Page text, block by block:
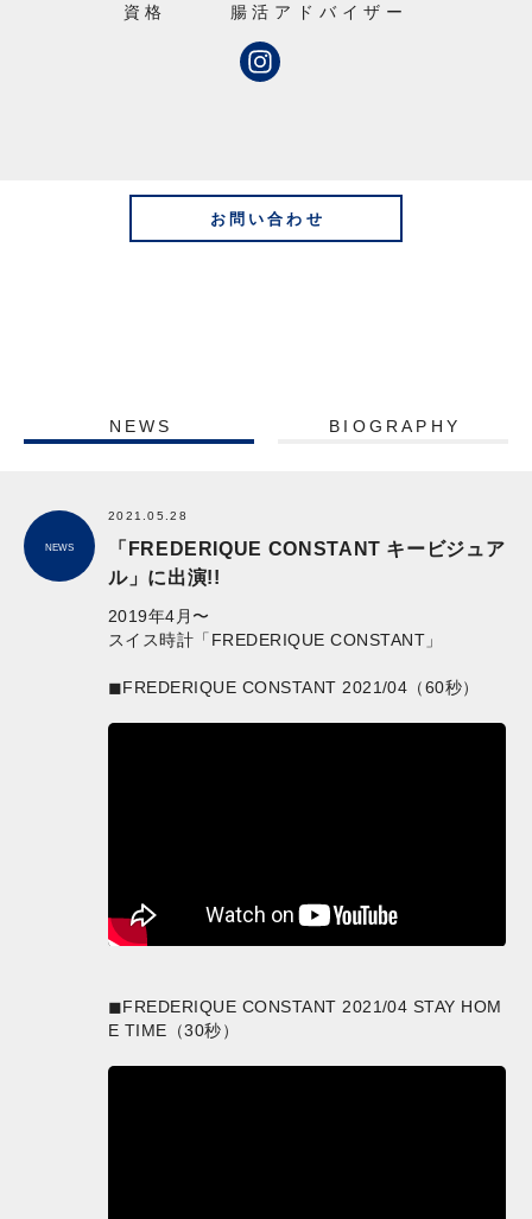
資格 腸活アドバイザー
お問い合わせ
NEWS BIOGRAPHY
NEWS
2021.05.28
「FREDERIQUE CONSTANT キービジュア
ル」に出演!!
2019年4月〜
スイス時計「FREDERIQUE CONSTANT」
◼︎FREDERIQUE CONSTANT 2021/04（60秒）
◼︎FREDERIQUE CONSTANT 2021/04 STAY HOM
E TIME（30秒）